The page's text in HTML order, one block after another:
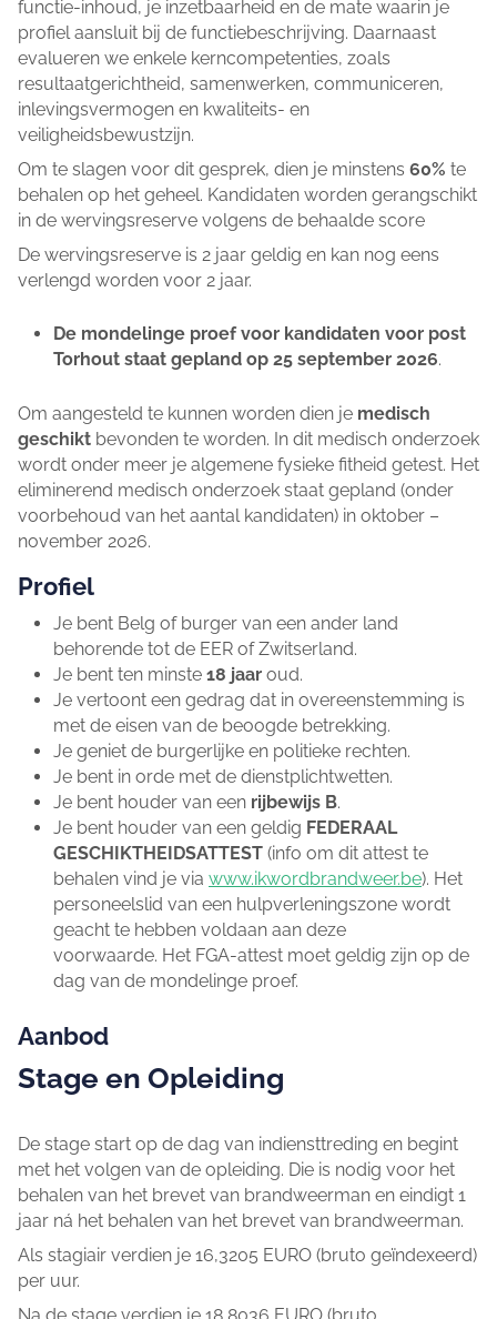
functie-inhoud, je inzetbaarheid en de mate waarin je
profiel aansluit bij de functiebeschrijving. Daarnaast
evalueren we enkele kerncompetenties, zoals
resultaatgerichtheid, samenwerken, communiceren,
inlevingsvermogen en kwaliteits- en
veiligheidsbewustzijn.
Om te slagen voor dit gesprek, dien je minstens 60% te
behalen op het geheel. Kandidaten worden gerangschikt
in de wervingsreserve volgens de behaalde score
De wervingsreserve is 2 jaar geldig en kan nog eens
verlengd worden voor 2 jaar.
De mondelinge proef voor kandidaten voor post
Torhout staat gepland op 25 september 2026.
Om aangesteld te kunnen worden dien je medisch
geschikt bevonden te worden. In dit medisch onderzoek
wordt onder meer je algemene fysieke fitheid getest. Het
eliminerend medisch onderzoek staat gepland (onder
voorbehoud van het aantal kandidaten) in oktober –
november 2026.
Profiel
Je bent Belg of burger van een ander land
behorende tot de EER of Zwitserland.
Je bent ten minste 18 jaar oud.
Je vertoont een gedrag dat in overeenstemming is
met de eisen van de beoogde betrekking.
Je geniet de burgerlijke en politieke rechten.
Je bent in orde met de dienstplichtwetten.
Je bent houder van een rijbewijs B.
Je bent houder van een geldig FEDERAAL
GESCHIKTHEIDSATTEST (info om dit attest te
behalen vind je via www.ikwordbrandweer.be). Het
personeelslid van een hulpverleningszone wordt
geacht te hebben voldaan aan deze
voorwaarde. Het FGA-attest moet geldig zijn op de
dag van de mondelinge proef.
Aanbod
Stage en Opleiding
De stage start op de dag van indiensttreding en begint
met het volgen van de opleiding. Die is nodig voor het
behalen van het brevet van brandweerman en eindigt 1
jaar ná het behalen van het brevet van brandweerman.
Als stagiair verdien je 16,3205 EURO (bruto geïndexeerd)
per uur.
Na de stage verdien je 18,8036 EURO (bruto